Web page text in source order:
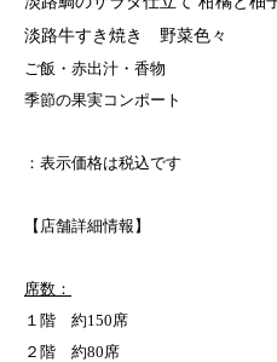
淡路牛すき焼き 野菜色々
ご飯・赤出汁・香物
季節の果実コンポート
：表示価格は税込です
【店舗詳細情報】
席数：
１階 約150席
２階 約80席